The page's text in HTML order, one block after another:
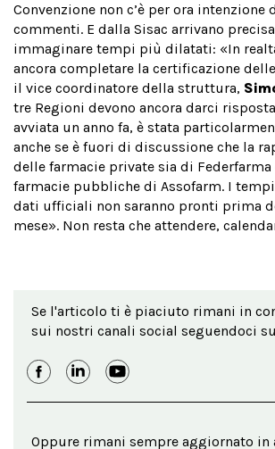
Convenzione non c’è per ora intenzione
commenti. E dalla Sisac arrivano
immaginare tempi più dilatati: «In
ancora completare la certificazione
il vice coordinatore della struttura,
tre Regioni devono ancora darci
avviata un anno fa, è stata
anche se è fuori di discussione che la
delle farmacie private sia di
farmacie pubbliche di Assofarm. I
dati ufficiali non saranno pronti prima
mese». Non resta che attendere,
Se l'articolo ti è piaciuto rimani in
sui nostri canali social seguendoci
Oppure rimani sempre aggiornato in